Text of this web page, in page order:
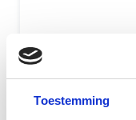
Toestemming